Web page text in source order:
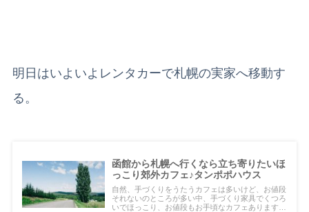
明日はいよいよレンタカーで札幌の実家へ移動す
る。
函館から札幌へ行くなら立ち寄りたいほ
っこり郊外カフェ♪タンポポハウス
自然、手づくりをうたうカフェは多いけど、お値段
それないのところが多い中、手づくり家具でくつろ
いでほっこり、お値段もお手頃なカフェあります。